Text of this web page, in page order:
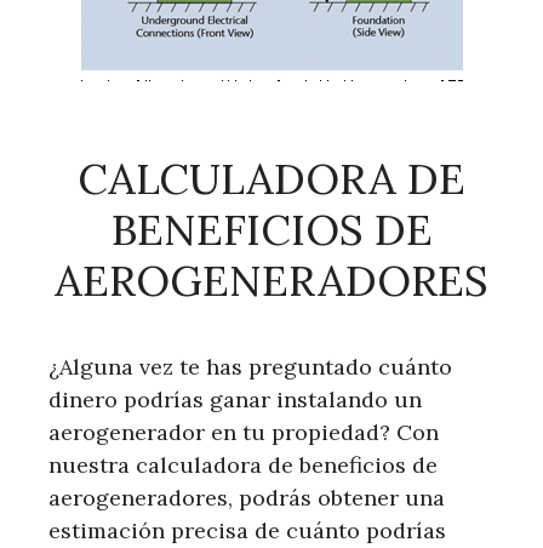
CALCULADORA DE
BENEFICIOS DE
AEROGENERADORES
¿Alguna vez te has preguntado cuánto
dinero podrías ganar instalando un
aerogenerador en tu propiedad? Con
nuestra calculadora de beneficios de
aerogeneradores, podrás obtener una
estimación precisa de cuánto podrías